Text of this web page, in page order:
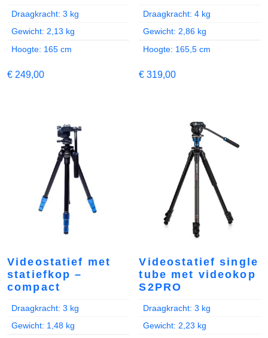
Draagkracht: 3 kg
Gewicht: 2,13 kg
Hoogte: 165 cm
€ 249,00
Draagkracht: 4 kg
Gewicht: 2,86 kg
Hoogte: 165,5 cm
€ 319,00
Videostatief met
statiefkop –
compact
Draagkracht: 3 kg
Gewicht: 1,48 kg
Videostatief single
tube met videokop
S2PRO
Draagkracht: 3 kg
Gewicht: 2,23 kg